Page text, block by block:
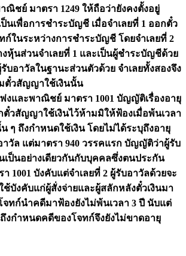
ชย์ มาตรา 1249 ให้ถือว่ายังคงตั้งอยู่
ป็นเพื่อการชำระบัญชี เมื่อจำเลยที่ 1 ออกตั๋ว
ในระหว่างการชำระบัญชี โดยจำเลยที่ 2
หุ้นส่วนจำเลยที่ 1 และเป็นผู้ชำระบัญชีด้วย
บอาวัลในฐานะส่วนตัวด้วย จำเลยทั้งสองจึง
ตั๋วสัญญาใช้เงินนั้น
งและพาณิชย์ มาตรา 1001 บัญญัติเรื่องอายุ
ตั๋วสัญญาใช้เงินไว้ห้ามมิให้ฟ้องเมื่อพ้นเวลา
ๆ ถึงกำหนดใช้เงิน โดยไม่ได้ระบุถึงอายุ
าวัล แต่มาตรา 940 วรรคแรก บัญญัติว่าผู้รับ
เป็นอย่างเดียวกันกับบุคคลซึ่งตนประกัน
1001 บังคับแต่จำเลยที่ 2 ผู้รับอาวัลด้วยจะ
ช้บังคับแก่ผู้สั่งจ่ายและผู้สลักหลังตั๋วเงินมา
จทก์นำคดีมาฟ้องยังไม่พ้นเวลา 3 ปี นับแต่
งกำหนดคดีของโจทก์จึงยังไม่ขาดอายุ